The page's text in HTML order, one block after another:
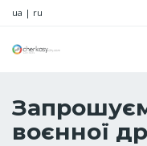
ua | ru
воєнної